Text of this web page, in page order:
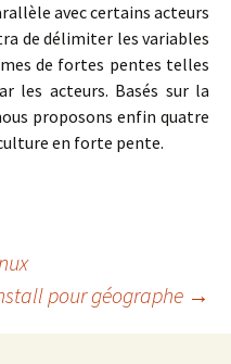
avec certains acteurs
de délimiter les variables
de fortes pentes telles
les acteurs. Basés sur la
proposons enfin quatre
en forte pente.
pour géographe →